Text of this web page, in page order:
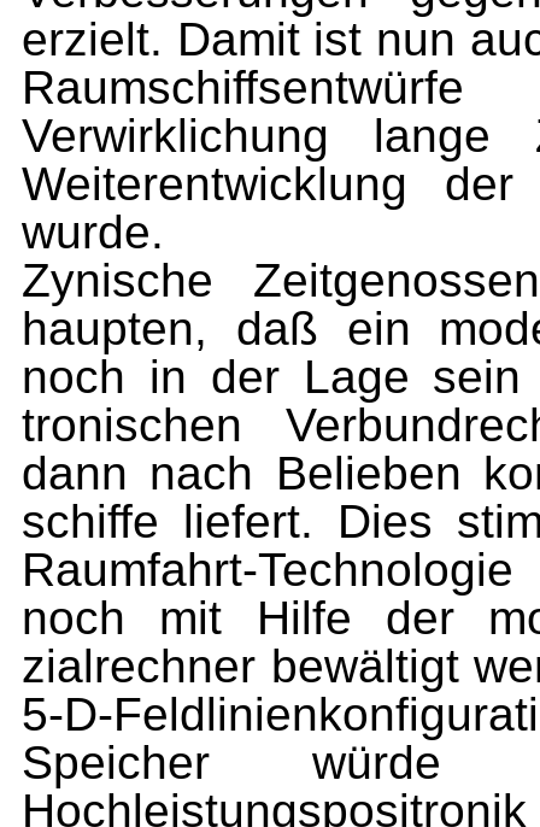
erzielt. Damit ist nun
Verwirklichung
Weiterentwicklung
wurde.
Zynische
haupten, daß ein
noch in der Lage sein
tronischen
dann nach Belieben
schiffe liefert. Dies
Raumfahrt-
noch mit Hilfe der
zialrechner bewältigt
5-D-
Speicher